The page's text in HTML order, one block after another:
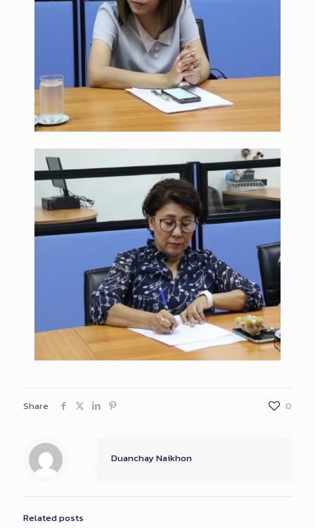
Share 0
Duanchay Naikhon
Related posts